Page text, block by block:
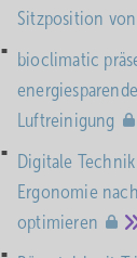
Sitzposition
bioclimatic
Luftreinigung
Digitale
Ergonomie
optimieren